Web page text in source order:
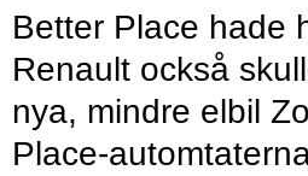
Better Place hade
Renault också
nya, mindre elbil
Place-